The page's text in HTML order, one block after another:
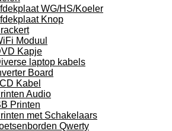
WG/HS/Koeler
Knop
Moduul
Kapje
laptop kabels
Board
Kabel
Audio
Printen
met Schakelaars
Qwerty